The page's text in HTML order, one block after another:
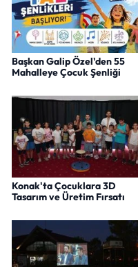
Başkan Galip Özel'den 55
Mahalleye Çocuk Şenliği
Konak'ta Çocuklara 3D
Tasarım ve Üretim Fırsatı